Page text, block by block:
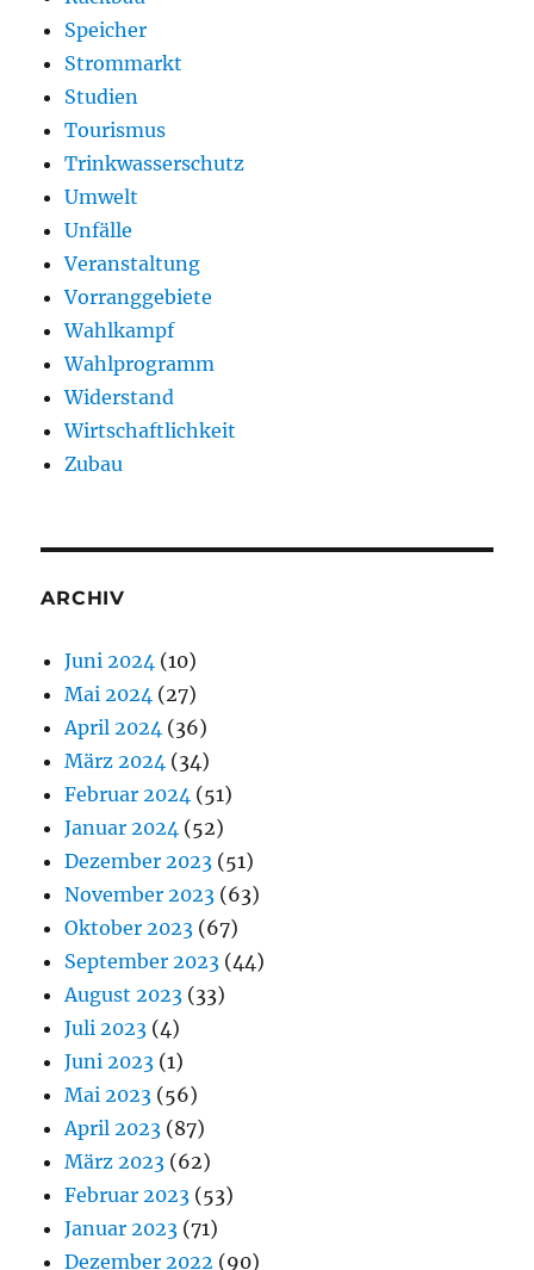
Speicher
Strommarkt
Studien
Tourismus
Trinkwasserschutz
Umwelt
Unfälle
Veranstaltung
Vorranggebiete
Wahlkampf
Wahlprogramm
Widerstand
Wirtschaftlichkeit
Zubau
ARCHIV
Juni 2024 (10)
Mai 2024 (27)
April 2024 (36)
März 2024 (34)
Februar 2024 (51)
Januar 2024 (52)
Dezember 2023 (51)
November 2023 (63)
Oktober 2023 (67)
September 2023 (44)
August 2023 (33)
Juli 2023 (4)
Juni 2023 (1)
Mai 2023 (56)
April 2023 (87)
März 2023 (62)
Februar 2023 (53)
Januar 2023 (71)
Dezember 2022 (90)